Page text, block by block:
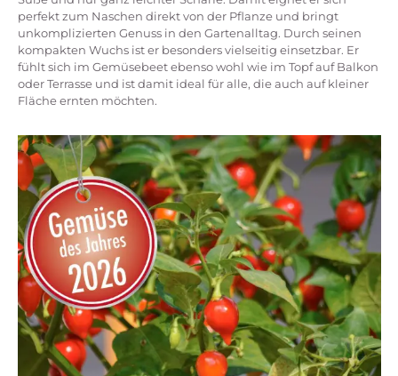
perfekt zum Naschen direkt von der Pflanze und bringt
unkomplizierten Genuss in den Gartenalltag. Durch seinen
kompakten Wuchs ist er besonders vielseitig einsetzbar. Er
fühlt sich im Gemüsebeet ebenso wohl wie im Topf auf Balkon
oder Terrasse und ist damit ideal für alle, die auch auf kleiner
Fläche ernten möchten.